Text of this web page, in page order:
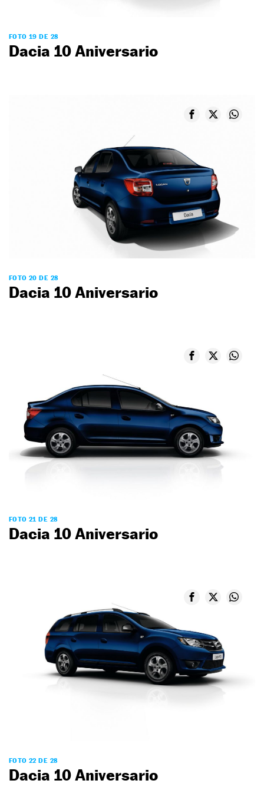
FOTO 19 DE 28
Dacia 10 Aniversario
FOTO 20 DE 28
Dacia 10 Aniversario
FOTO 21 DE 28
Dacia 10 Aniversario
FOTO 22 DE 28
Dacia 10 Aniversario